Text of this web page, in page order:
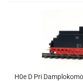
H0e D Pri